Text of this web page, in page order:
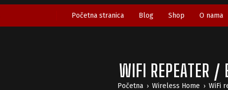
Početna stranica Blog Shop O nama
WIFI REPEATER /
Početna › Wireless Home › WiFi